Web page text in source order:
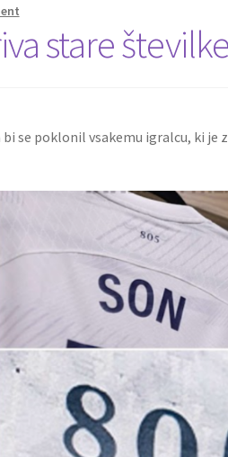
stare
se poklonil vsakemu igralcu, ki je